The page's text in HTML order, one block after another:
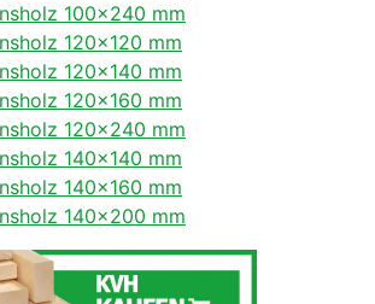
100×240 mm
120×120 mm
120×140 mm
120×160 mm
120×240 mm
140×140 mm
140×160 mm
140×200 mm